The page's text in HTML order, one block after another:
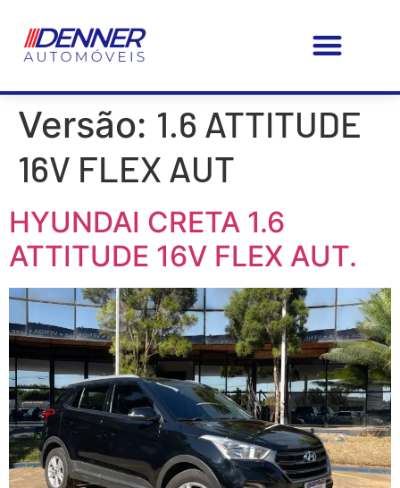
Versão: 1.6 ATTITUDE
16V FLEX AUT
HYUNDAI CRETA 1.6
ATTITUDE 16V FLEX AUT.